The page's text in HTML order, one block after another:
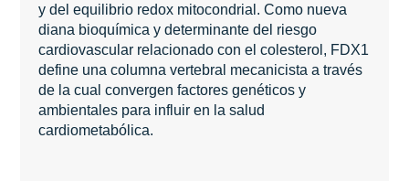
y del equilibrio redox mitocondrial. Como nueva
diana bioquímica y determinante del riesgo
cardiovascular relacionado con el colesterol, FDX1
define una columna vertebral mecanicista a través
de la cual convergen factores genéticos y
ambientales para influir en la salud
cardiometabólica.